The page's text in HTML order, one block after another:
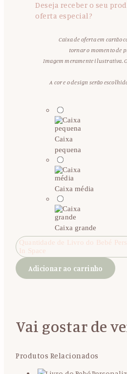
Deseja receber o seu
oferta especial?
Caixa de oferta em cartão
tornar o momento de
Imagem meramente ilustrativa.
A cor e o design serão
Caixa
pequena
Caixa média
Caixa grande
Quantidade de Livro do Bebé
In Space
Adicionar ao carrinho
Vai gostar de
Produtos Relacionados